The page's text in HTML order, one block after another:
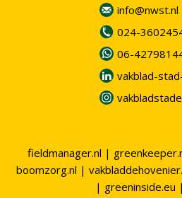
info@nwst.nl
024-
06-
vakblad-
fieldmanager.nl |
boomzorg.nl |
| greeninside.eu |